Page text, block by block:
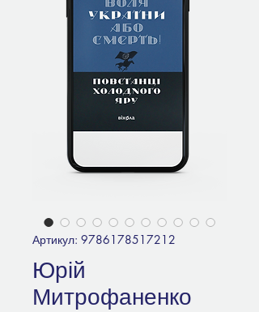
Артикул: 9786178517212
Юрій
Митрофаненко